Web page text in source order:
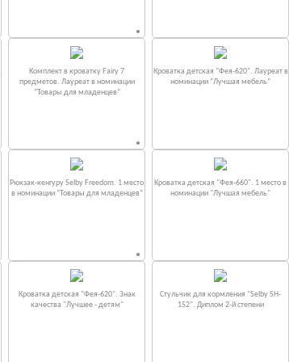
Комплект в кроватку Fаiry 7
предметов. Лауреат в номинации
“Товары для младенцев”
Кроватка детская "Фея-620". Лауреат в
номинации “Лучшая мебель”
Рюкзак-кенгуру Selby Freedom. 1 место
в номинации “Товары для младенцев”
Кроватка детская "Фея-660". 1 место в
номинации "Лучшая мебель"
Кроватка детская "Фея-620". Знак
качества "Лучшее - детям"
Стульчик для кормления "Selby SH-
152". Диплом 2-й степени